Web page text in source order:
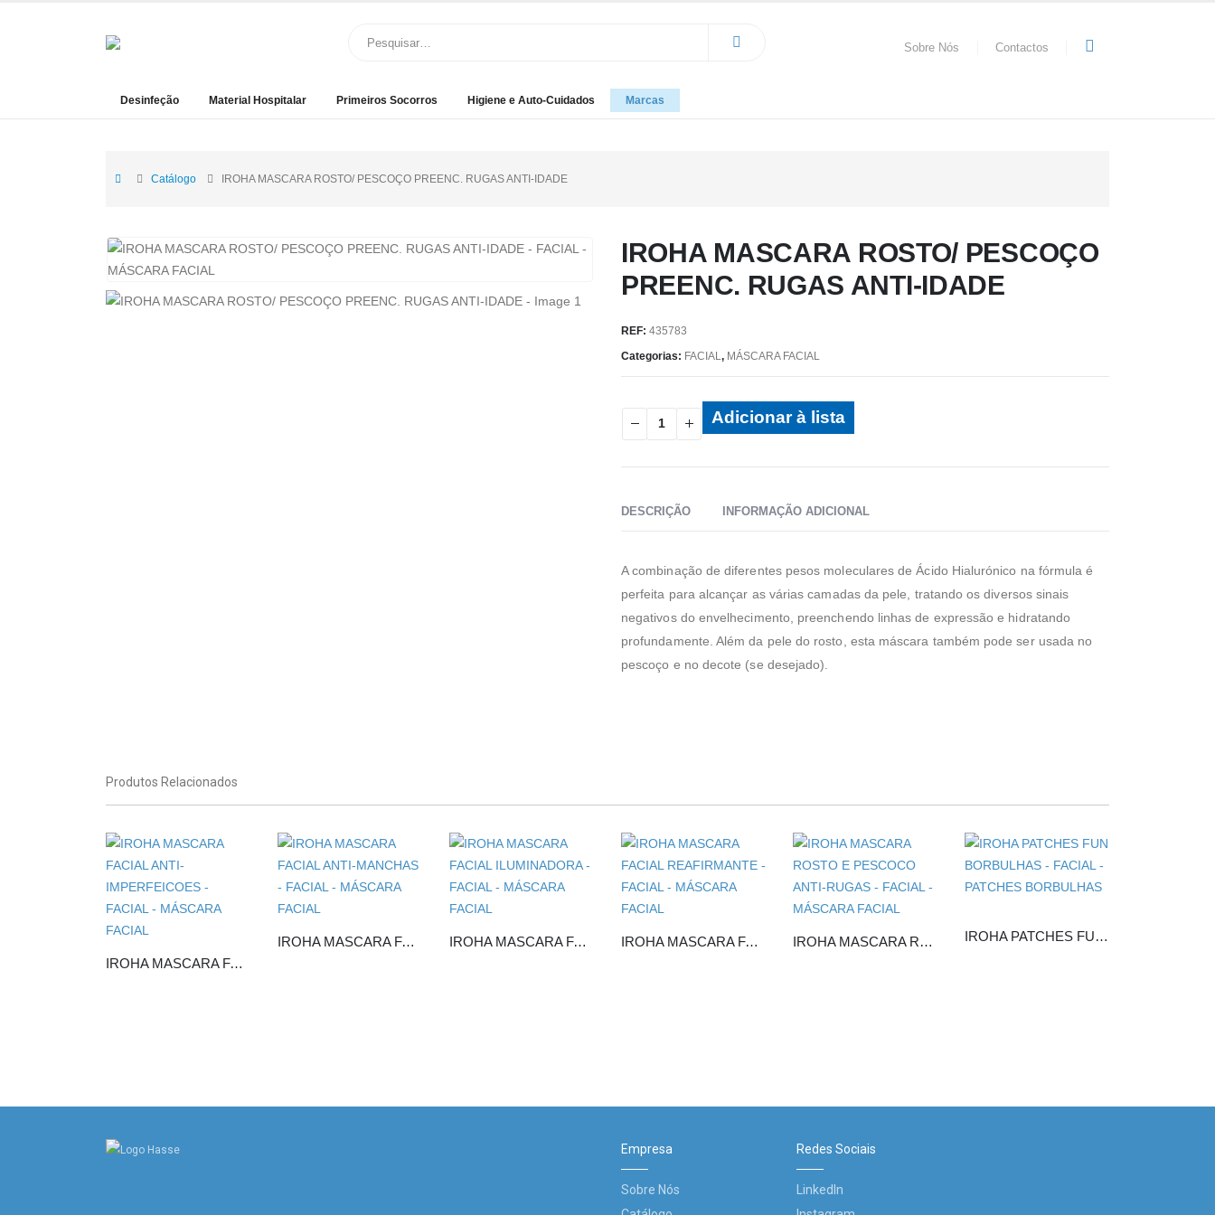
Sobre Nós Contactos
Desinfeção Material Hospitalar Primeiros Socorros Higiene e Auto-Cuidados Marcas
Catálogo IROHA MASCARA ROSTO/ PESCOÇO PREENC. RUGAS ANTI-IDADE
IROHA MASCARA ROSTO/ PESCOÇO
PREENC. RUGAS ANTI-IDADE
REF: 435783
Categorias: FACIAL, MÁSCARA FACIAL
Adicionar à lista
DESCRIÇÃO INFORMAÇÃO ADICIONAL
A combinação de diferentes pesos moleculares de Ácido Hialurónico na fórmula é
perfeita para alcançar as várias camadas da pele, tratando os diversos sinais
negativos do envelhecimento, preenchendo linhas de expressão e hidratando
profundamente. Além da pele do rosto, esta máscara também pode ser usada no
pescoço e no decote (se desejado).
Produtos Relacionados
IROHA MASCARA FACIAL ANTI-IMPERFEICOES
IROHA MASCARA FACIAL ANTI-MANCHAS IROHA MASCARA FACIAL ILUMINADORA IROHA MASCARA FACIAL REAFIRMANTE IROHA MASCARA ROSTO E PESCOCO ANTI-RUGAS IROHA PATCHES FUN BORBULHAS
Empresa
Sobre Nós
Redes Sociais
LinkedIn